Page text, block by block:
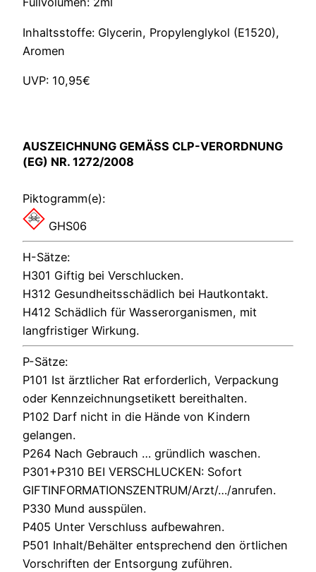
Inhaltsstoffe: Glycerin, Propylenglykol (E1520),
Aromen
UVP: 10,95€
AUSZEICHNUNG GEMÄSS CLP-VERORDNUNG (
EG) NR. 1272/2008
Piktogramm(e):
GHS06
H-Sätze:
H301 Giftig bei Verschlucken.
H312 Gesundheitsschädlich bei Hautkontakt.
H412 Schädlich für Wasserorganismen, mit
langfristiger Wirkung.
P-Sätze:
P101 Ist ärztlicher Rat erforderlich, Verpackung
oder Kennzeichnungsetikett bereithalten.
P102 Darf nicht in die Hände von Kindern
gelangen.
P264 Nach Gebrauch … gründlich waschen.
P301+P310 BEI VERSCHLUCKEN: Sofort
GIFTINFORMATIONSZENTRUM/Arzt/…/anrufen.
P330 Mund ausspülen.
P405 Unter Verschluss aufbewahren.
P501 Inhalt/Behälter entsprechend den örtlichen
Vorschriften der Entsorgung zuführen.